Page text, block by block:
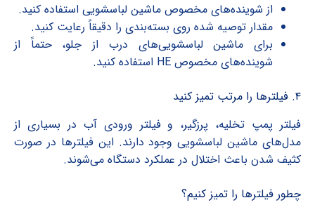
از شوینده‌های مخصوص ماشین لباسشویی استفاده کنید.
مقدار توصیه شده روی بسته‌بندی را دقیقاً رعایت کنید.
برای ماشین لباسشویی‌های درب از جلو، حتماً از
شوینده‌های مخصوص HE استفاده کنید.
۴. فیلترها را مرتب تمیز کنید
فیلتر پمپ تخلیه، پرزگیر، و فیلتر ورودی آب در بسیاری از
مدل‌های ماشین لباسشویی وجود دارند. این فیلترها در صورت
کثیف شدن باعث اختلال در عملکرد دستگاه می‌شوند.
چطور فیلترها را تمیز کنیم؟